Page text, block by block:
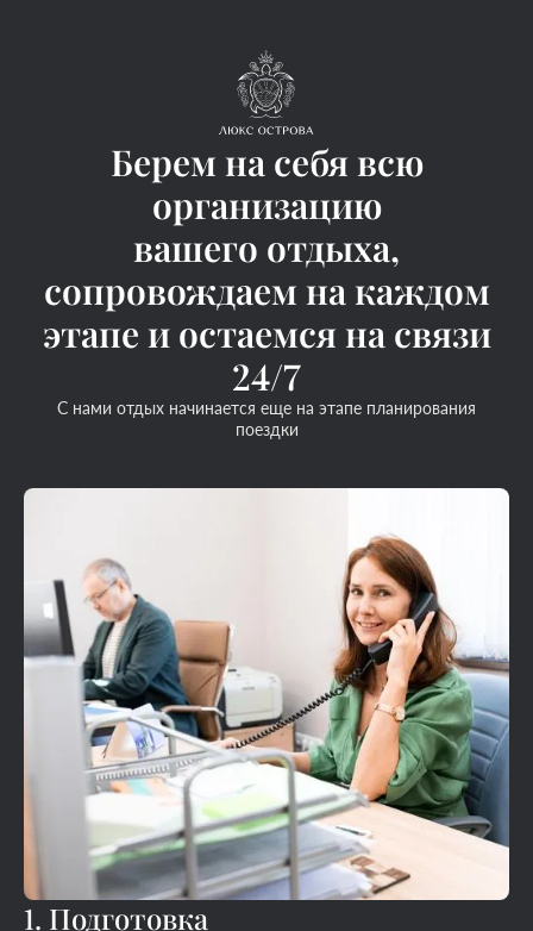
Берем на себя всю
организацию
вашего отдыха,
сопровождаем на каждом
этапе и остаемся на связи
24/7
С нами отдых начинается еще на этапе планирования
поездки
1. Подготовка